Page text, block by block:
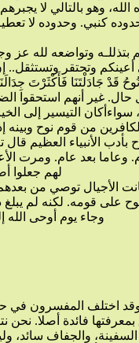
لهم جعلوا
الطوفان كانت طويلة، وربما يكون هذا العمر الطويل لنوح معجزة خاصة له.
وجاء يوم أوحى الله